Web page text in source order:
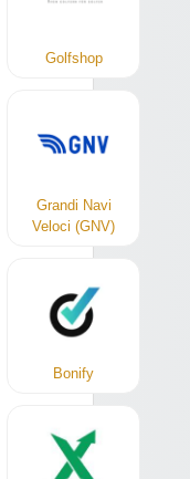
Golfshop
Grandi Navi
Veloci (GNV)
Bonify